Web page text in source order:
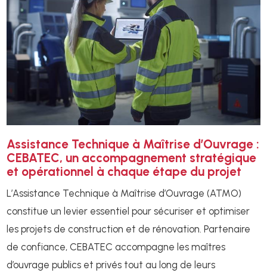
Assistance Technique à Maîtrise d’Ouvrage :
CEBATEC, un accompagnement stratégique
et opérationnel à chaque étape du projet
L’Assistance Technique à Maîtrise d’Ouvrage (ATMO)
constitue un levier essentiel pour sécuriser et optimiser
les projets de construction et de rénovation. Partenaire
de confiance, CEBATEC accompagne les maîtres
d’ouvrage publics et privés tout au long de leurs